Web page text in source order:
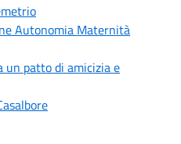
Autonomia Maternità
un patto di amicizia e